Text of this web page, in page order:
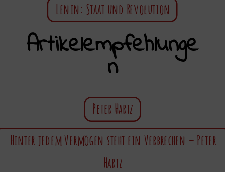
Lenin: Staat und Revolution
Artikelempfehlunge
n
Peter Hartz
Hinter jedem Vermögen steht ein Verbrechen – Peter
Hartz